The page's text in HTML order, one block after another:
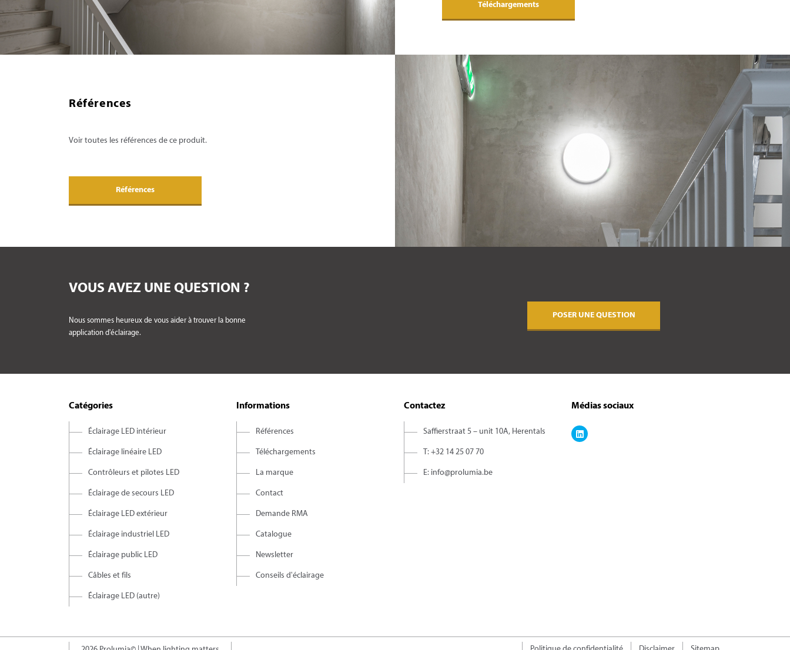
Téléchargements
Références
Voir toutes les références de ce produit.
Références
VOUS AVEZ UNE QUESTION ?
Nous sommes heureux de vous aider à trouver la bonne
application d'éclairage.
POSER UNE QUESTION
Catégories
Éclairage LED intérieur
Éclairage linéaire LED
Contrôleurs et pilotes LED
Éclairage de secours LED
Éclairage LED extérieur
Éclairage industriel LED
Éclairage public LED
Câbles et fils
Éclairage LED (autre)
Informations
Références
Téléchargements
La marque
Contact
Demande RMA
Catalogue
Newsletter
Conseils d'éclairage
Contactez
Saffierstraat 5 – unit 10A, Herentals
T: +32 14 25 07 70
E: info@prolumia.be
Médias sociaux